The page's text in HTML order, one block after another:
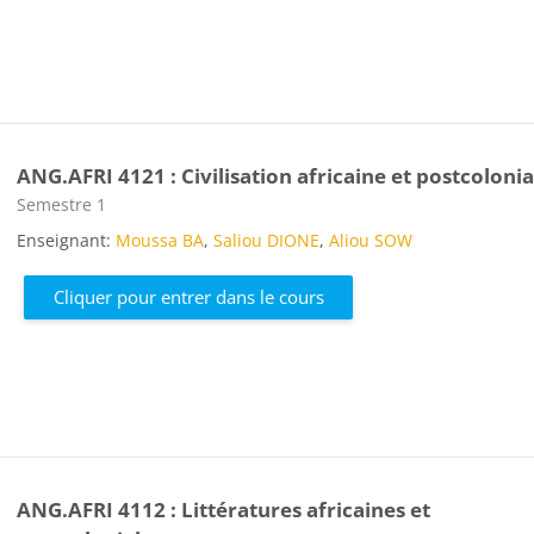
ANG.AFRI 4121 : Civilisation africaine et
Catégorie de cours
Semestre 1
Enseignant: Moussa BA,Saliou DIONE,Aliou SOW
Cliquer pour entrer dans le cours
ANG.AFRI 4112 : Littératures africaines et